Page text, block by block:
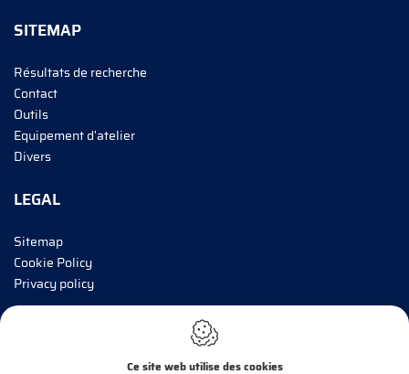
SITEMAP
Résultats de recherche
Contact
Outils
Equipement d'atelier
Divers
LEGAL
Sitemap
Cookie Policy
Privacy policy
Ce site web utilise des cookies